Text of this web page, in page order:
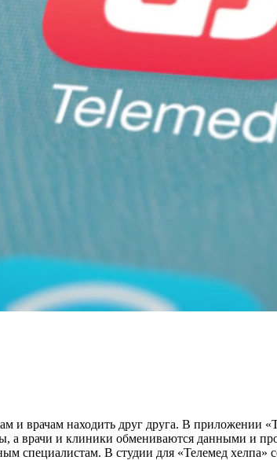
и врачам находить друг друга. В приложении
а врачи и клиники обмениваются данными и
специалистам. В студии для «Телемед